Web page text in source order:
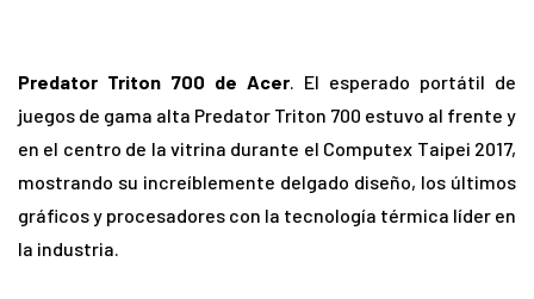
Predator Triton 700 de Acer. El esperado portátil de
juegos de gama alta Predator Triton 700 estuvo al frente y
en el centro de la vitrina durante el Computex Taipei 2017,
mostrando su increíblemente delgado diseño, los últimos
gráficos y procesadores con la tecnología térmica líder en
la industria.